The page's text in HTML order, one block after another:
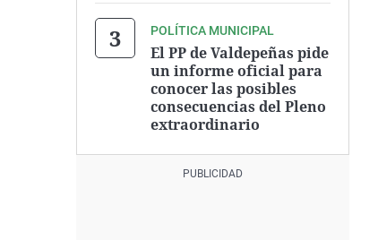
POLÍTICA MUNICIPAL
El PP de Valdepeñas pide
un informe oficial para
conocer las posibles
consecuencias del Pleno
extraordinario